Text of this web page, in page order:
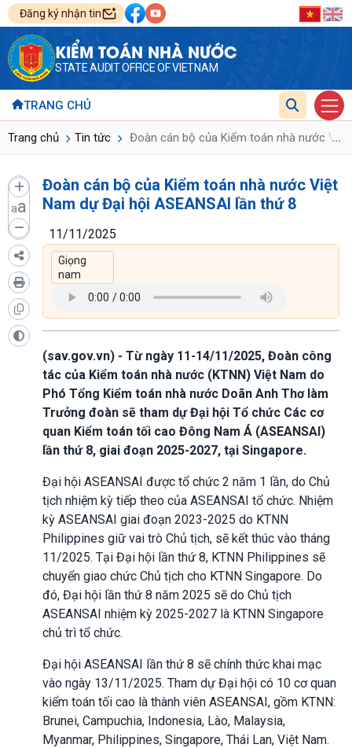
Đăng ký nhận tin
KIỂM TOÁN NHÀ NƯỚC
STATE AUDIT OFFICE OF VIETNAM
TRANG CHỦ
Trang chủ Tin tức Đoàn cán bộ của Kiểm toán nhà nước ...
aa
Đoàn cán bộ của Kiểm toán nhà nước Việt
Nam dự Đại hội ASEANSAI lần thứ 8
11/11/2025
(sav.gov.vn) - Từ ngày 11-14/11/2025, Đoàn công
tác của Kiểm toán nhà nước (KTNN) Việt Nam do
Phó Tổng Kiểm toán nhà nước Doãn Anh Thơ làm
Trưởng đoàn sẽ tham dự Đại hội Tổ chức Các cơ
quan Kiểm toán tối cao Đông Nam Á (ASEANSAI)
lần thứ 8, giai đoạn 2025-2027, tại Singapore.
Đại hội ASEANSAI được tổ chức 2 năm 1 lần, do Chủ
tịch nhiệm kỳ tiếp theo của ASEANSAI tổ chức. Nhiệm
kỳ ASEANSAI giai đoạn 2023-2025 do KTNN
Philippines giữ vai trò Chủ tịch, sẽ kết thúc vào tháng
11/2025. Tại Đại hội lần thứ 8, KTNN Philippines sẽ
chuyển giao chức Chủ tịch cho KTNN Singapore. Do
đó, Đại hội lần thứ 8 năm 2025 sẽ do Chủ tịch
ASEANSAI nhiệm kỳ 2025-2027 là KTNN Singapore
chủ trì tổ chức.
Đại hội ASEANSAI lần thứ 8 sẽ chính thức khai mạc
vào ngày 13/11/2025. Tham dự Đại hội có 10 cơ quan
kiểm toán tối cao là thành viên ASEANSAI, gồm KTNN:
Brunei, Campuchia, Indonesia, Lào, Malaysia,
Myanmar, Philippines, Singapore, Thái Lan, Việt Nam.